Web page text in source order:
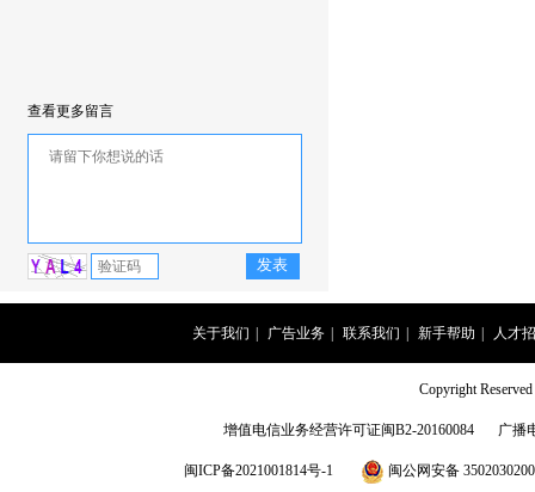
查看更多留言
关于我们 广告业务 联系我们 新手帮助 人才
Copyright
增值电信业务经营许可证闽B2-20160084 广播
闽ICP备2021001814号-1 闽公网安备